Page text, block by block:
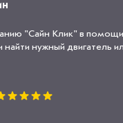
"Сайн Клик" в помощи
нужный двигатель